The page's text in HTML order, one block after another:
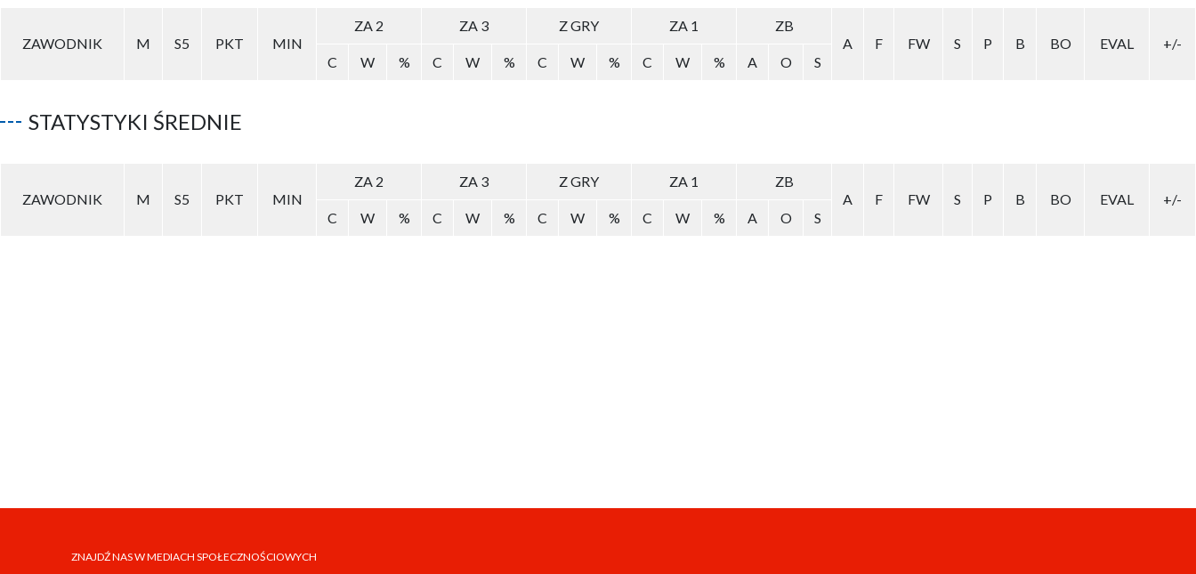
ZAWODNIK M S5 PKT MIN
ZA 2 ZA 3 Z GRY ZA 1
ZB
A
F FW S P B BO EVAL
+/-
C
W % C W % C W % C W % A O S
STATYSTYKI ŚREDNIE
ZAWODNIK M S5 PKT MIN
ZA 2 ZA 3 Z GRY ZA 1
ZB
A
F FW S P B BO EVAL
+/-
C
W % C W % C W % C W % A O S
ZNAJDŹ NAS W MEDIACH SPOŁECZNOŚCIOWYCH